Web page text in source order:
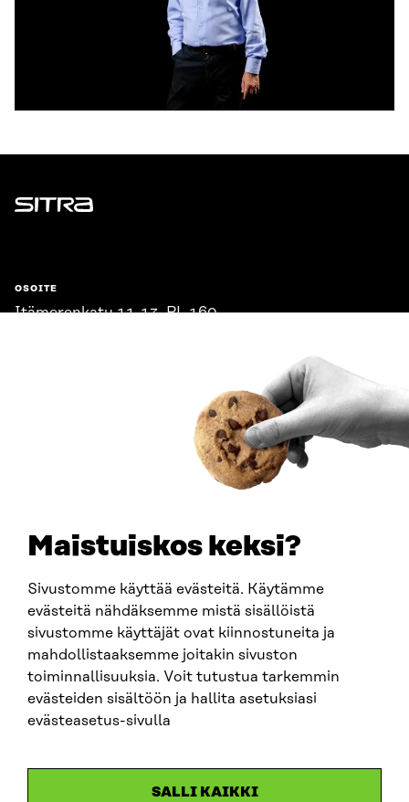
Maistuiskos keksi?
Sivustomme käyttää evästeitä. Käytämme
evästeitä nähdäksemme mistä sisällöistä
sivustomme käyttäjät ovat kiinnostuneita ja
mahdollistaaksemme joitakin sivuston
toiminnallisuuksia. Voit tutustua tarkemmin
evästeiden sisältöön ja hallita asetuksiasi
evästeasetus-sivulla
SALLI KAIKKI
Sitra
OSOITE
Itämerenkatu 11-13, PL 160,
SITRA SOSIAALISESSA MEDIASSA
LinkedIn
Instagram
YouTube